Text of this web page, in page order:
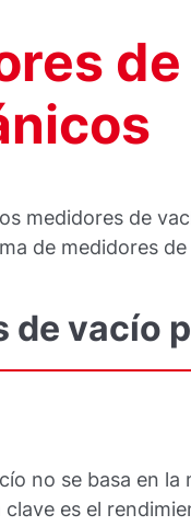
medidores de
de medidores
de vacío
no se basa en
es el